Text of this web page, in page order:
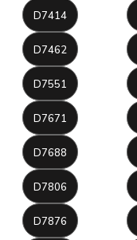
D7414
D7462
D7551
D7671
D7688
D7806
D7876